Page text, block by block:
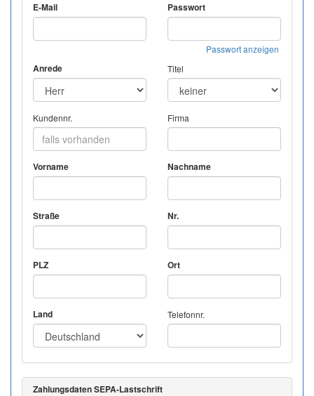
E-Mail Passwort
Passwort anzeigen
Anrede Titel
Kundennr. Firma
Vorname Nachname
Straße Nr.
PLZ Ort
Land Telefonnr.
Zahlungsdaten SEPA-Lastschrift